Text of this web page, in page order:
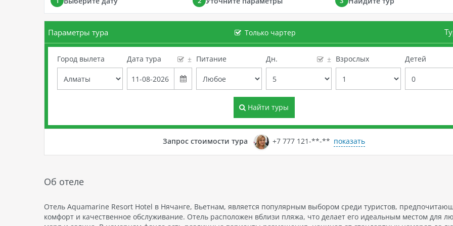
Параметры тура Только чартер
Город вылета Дата тура ± Питание Дн. ± Взрослых Детей
Найти туры
Запрос стоимости тура +7 777 121-**-** показать
Об отеле
Отель Aquamarine Resort Hotel в Нячанге, Вьетнам, является популярным выбором среди туристов,
комфорт и качественное обслуживание. Отель расположен вблизи пляжа, что делает его идеальным местом для